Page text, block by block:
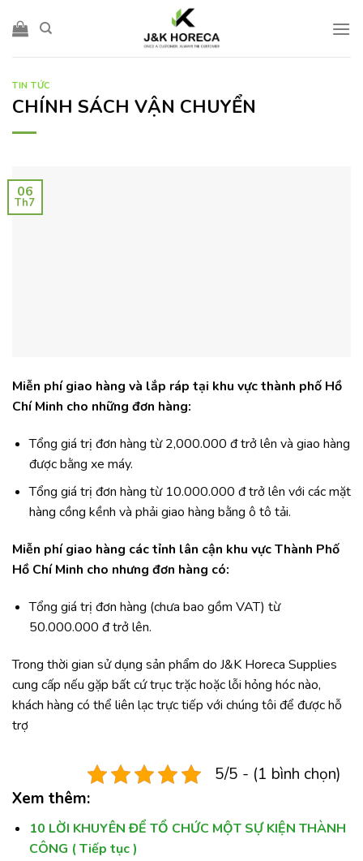
TIN TỨC
CHÍNH SÁCH VẬN CHUYỂN
06
Th7
Miễn phí giao hàng và lắp ráp tại khu vực thành phố Hồ
Chí Minh cho những đơn hàng:
Tổng giá trị đơn hàng từ 2,000.000 đ trở lên và giao hàng
được bằng xe máy.
Tổng giá trị đơn hàng từ 10.000.000 đ trở lên với các mặt
hàng cồng kềnh và phải giao hàng bằng ô tô tải.
Miễn phí giao hàng các tỉnh lân cận khu vực Thành Phố
Hồ Chí Minh cho nhưng đơn hàng có:
Tổng giá trị đơn hàng (chưa bao gồm VAT) từ
50.000.000 đ trở lên.
Trong thời gian sử dụng sản phẩm do J&K Horeca Supplies
cung cấp nếu gặp bất cứ trục trặc hoặc lỗi hỏng hóc nào,
khách hàng có thể liên lạc trực tiếp với chúng tôi để được hỗ
trợ
5/5 - (1 bình chọn)
Xem thêm:
10 LỜI KHUYÊN ĐỂ TỔ CHỨC MỘT SỰ KIỆN THÀNH
CÔNG ( Tiếp tục )